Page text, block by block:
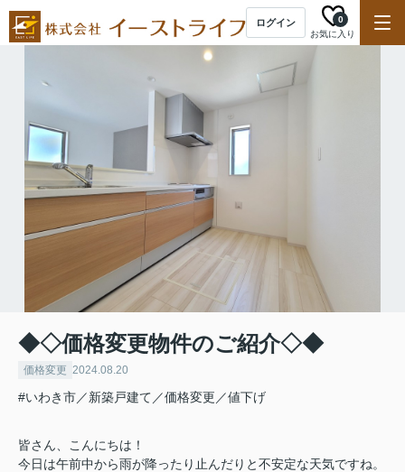
ログイン
お気に入り
0
◆◇価格変更物件のご紹介◇◆
価格変更 2024.08.20
#いわき市／新築戸建て／価格変更／値下げ
皆さん、こんにちは！
今日は午前中から雨が降ったり止んだりと不安定な天気ですね。